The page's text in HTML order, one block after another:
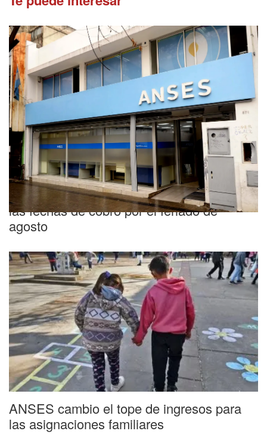
Importante
Calendario de ANSES: cómo se modifican
las fechas de cobro por el feriado de
agosto
ANSES cambio el tope de ingresos para
las asignaciones familiares